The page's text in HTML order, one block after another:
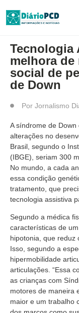
Tecnologia
melhora
social de
de Down
Por Jornalismo
A síndrome de
alterações no
Brasil, segundo o
(IBGE), seriam 300
No mundo, a cada
essa condição
tratamento, que
tecnologia assistiva
Segundo a médica
características de
hipotonia, que reduz
Isso, segundo a
hipermobilidade
articulações. “Essa
as crianças com
motores de maneira
maior e um trabalho